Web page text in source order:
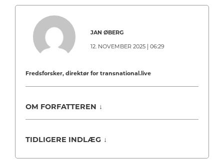
JAN ØBERG
12. NOVEMBER 2025 | 06:29
Fredsforsker, direktør for transnational.live
OM FORFATTEREN ↓
TIDLIGERE INDLÆG ↓